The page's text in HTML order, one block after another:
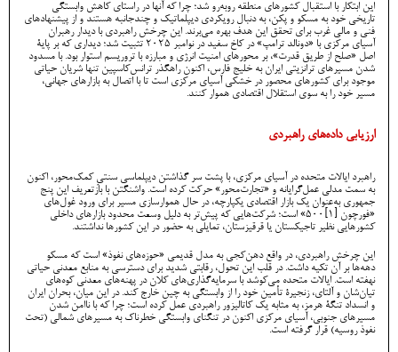
این ابتکار با استقبال کشورهای منطقه روبه‌رو شد؛ چرا که آنها در راستای کاهش وابستگی
تاریخی خود به مسکو و پکن، به دنبال رویکردی دیپلماتیک و چندجانبه هستند و از پیشنهادهای
فنی و مالی غرب برای تحقق این هدف بهره می‌برند. این چرخش راهبردی با دیدار رهبران
آسیای مرکزی با «دونالد ترامپ» در کاخ سفید در نوامبر ۲۰۲۵ تثبیت شد؛ دیداری که بر پایۀ
اصل «صلح از طریق قدرت»، بر محورهای امنیت انرژی و مبارزه با تروریسم استوار بود. با مسدود
شدن مسیرهای ترانزیتی ایران به خلیج فارس، اکنون راهگذر ترانس‌کاسپین تنها شریان حیاتی
موجود برای کشورهای محصور در خشکی آسیای مرکزی است تا با اتصال به بازارهای جهانی،
مسیر خود را به سوی استقلال اقتصادی هموار کنند.
ارزیابی داده‌های راهبردی
راهبرد ایالات متحده در آسیای مرکزی، با پشت سر گذاشتن دیپلماسی سنتیِ کمک‌محور، اکنون
به سمت مدلی عمل‌گرایانه و «تجارت‌محور» حرکت کرده است. واشنگتن با بازتعریف این پنج
جمهوری به‌عنوان یک بازار اقتصادی یکپارچه، در حال هموارسازی مسیر برای ورود غول‌های
«فورچون [1]۵۰۰» است؛ شرکت‌هایی که پیش‌تر به دلیل وسعت محدود بازارهای داخلی
کشورهایی نظیر تاجیکستان یا قرقیزستان، تمایلی به حضور در این کشورها نداشتند.
این چرخش راهبردی، در واقع دهن‌کجی به مدل قدیمی «حوزه‌های نفوذ» است که مسکو
دهه‌ها بر آن تکیه داشت. در قلب این تحول، رقابتی شدید برای دسترسی به منابع معدنی حیاتی
نهفته است. ایالات متحده می‌کوشد با سرمایه‌گذاری‌های کلان در پهنه‌های معدنی کوه‌های
تیان‌شان و آلتای، زنجیرۀ تأمین خود را از وابستگی به چین خارج کند. در این میان، بحران ایران
و انسداد تنگۀ هرمز، به مثابه یک کاتالیزور راهبردی عمل کرده است؛ چرا که با ناامن شدن
مسیرهای جنوبی، آسیای مرکزی اکنون در تنگنای وابستگی خطرناک به مسیرهای شمالی (تحت
نفوذ روسیه) قرار گرفته است.